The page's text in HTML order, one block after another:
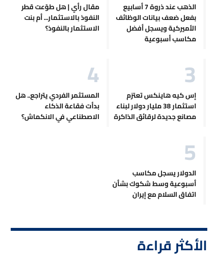
الذهب عند ذروة 7 أسابيع
بفعل ضعف بيانات الوظائف
الأميركية ويسجل أفضل
مكاسب أسبوعية
مقال رأي | هل طوّعت قطر
النفوذ بالاستثمار... أم بنت
الاستثمار بالنفوذ؟
إس كيه هاينكس تعتزم
استثمار 38 مليار دولار لبناء
مصانع جديدة لرقائق الذاكرة
المستثمر الفردي يتراجع.. هل
بدأت فقاعة الذكاء
الاصطناعي في الانكماش؟
الدولار يسجل مكاسب
أسبوعية وسط شكوك بشأن
اتفاق السلام مع إيران
الأكثر قراءة